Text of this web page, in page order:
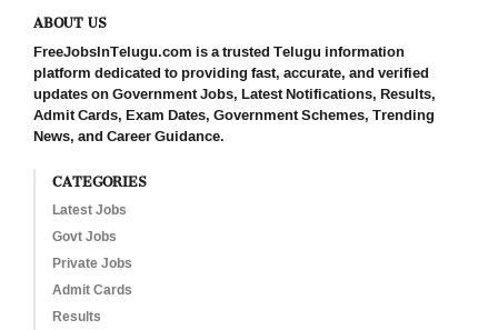
ABOUT US
FreeJobsInTelugu.com is a trusted Telugu information
platform dedicated to providing fast, accurate, and verified
updates on Government Jobs, Latest Notifications, Results,
Admit Cards, Exam Dates, Government Schemes, Trending
News, and Career Guidance.
CATEGORIES
Latest Jobs
Govt Jobs
Private Jobs
Admit Cards
Results